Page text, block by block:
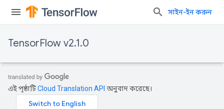
সাইন-ইন করুন
TensorFlow v2.1.0
এই পৃষ্ঠাটিCloud Translation API অনুবাদ করেছে।